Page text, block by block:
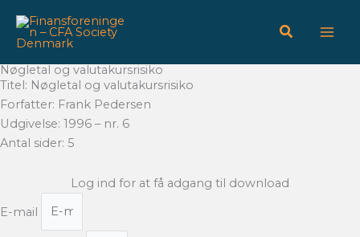
indholdet
Nøgletal og valutakursrisiko
Titel: Nøgletal og valutakursrisiko
Forfatter: Frank Pedersen
Udgivelse: 1996 – nr. 6
Antal sider: 5
Log ind for at få adgang til download
E-mail